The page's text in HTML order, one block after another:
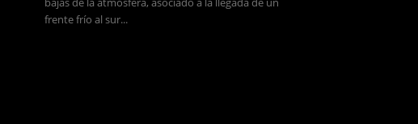
frente frío al sur...